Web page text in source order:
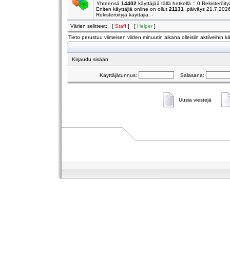
Yhteensä 14402 käyttäjää tällä hetkellä :: 0
Eniten käyttäjiä online on ollut 21131
,päiväys
Rekisteröityjä käyttäjiä: -
Värien selitteet: [ Staff ] [ Helper]
Tieto perustuu viimeisen viiden minuutin aikana olleisiin aktiiveihin
Kirjaudu sisään
Käyttäjätunnus: Salasana:
Uusia viestejä